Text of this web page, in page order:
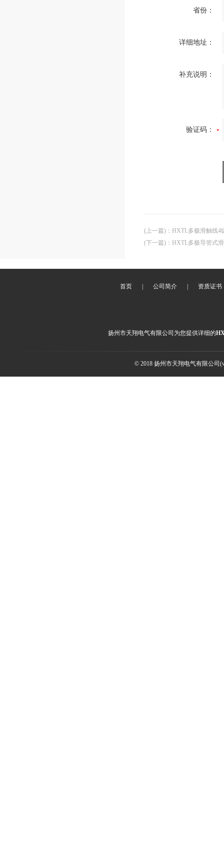
省份：
详细地址：
补充说明：
验证码：
(上一篇) ： HXTL多极滑触线4
(下一篇) ： HXTL多极导管式
首页 公司简介 资质证书
扬州市天翔电气有限公司为您提供详细的
© 2018 扬州市天翔电气有限公司